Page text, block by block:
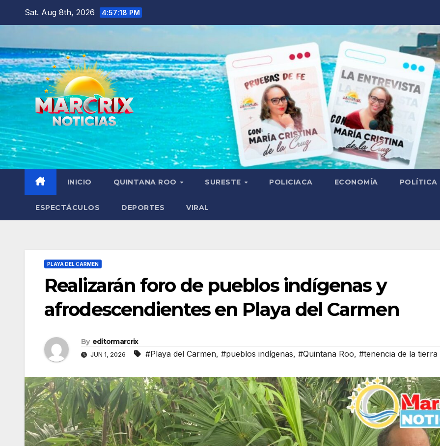
Sat. Aug 8th, 2026 4:57:19 PM
INICIO QUINTANA ROO SURESTE POLICIACA ECONOMÍA POLÍTICA
ESPECTÁCULOS DEPORTES VIRAL
PLAYA DEL CARMEN
Realizarán foro de pueblos indígenas y
afrodescendientes en Playa del Carmen
By editormarcrix
JUN 1, 2026 #Playa del Carmen, #pueblos indígenas, #Quintana Roo, #tenencia de la tierra